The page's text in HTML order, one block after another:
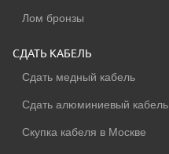
Лом бронзы
СДАТЬ КАБЕЛЬ
Сдать медный кабель
Сдать алюминиевый кабель
Скупка кабеля в Москве